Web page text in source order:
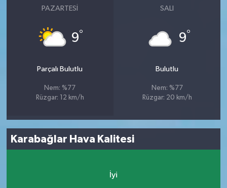
PAZARTESI
9°
Parçalı Bulutlu
Nem: %77
Rüzgar: 12 km/h
SALI
9°
Bulutlu
Nem: %77
Rüzgar: 20 km/h
Karabağlar Hava Kalitesi
İyi